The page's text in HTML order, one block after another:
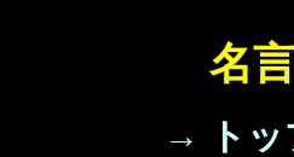
名
→ トッ